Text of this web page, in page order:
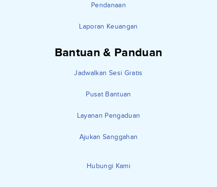
Pendanaan
Laporan Keuangan
Bantuan & Panduan
Jadwalkan Sesi Gratis
Pusat Bantuan
Layanan Pengaduan
Ajukan Sanggahan
Hubungi Kami